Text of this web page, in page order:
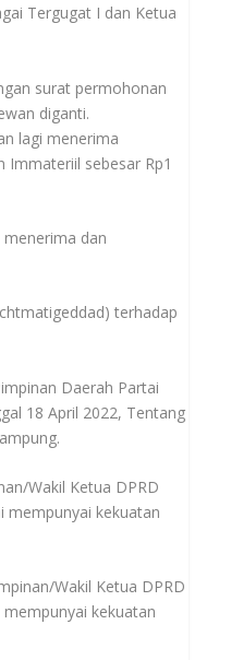
Tergugat I dan Ketua
surat permohonan
diganti.
lagi menerima
Immateriil sebesar Rp1
dan
terhadap
Daerah Partai
18 April 2022, Tentang
Wakil Ketua DPRD
mempunyai kekuatan
Wakil Ketua DPRD
kekuatan